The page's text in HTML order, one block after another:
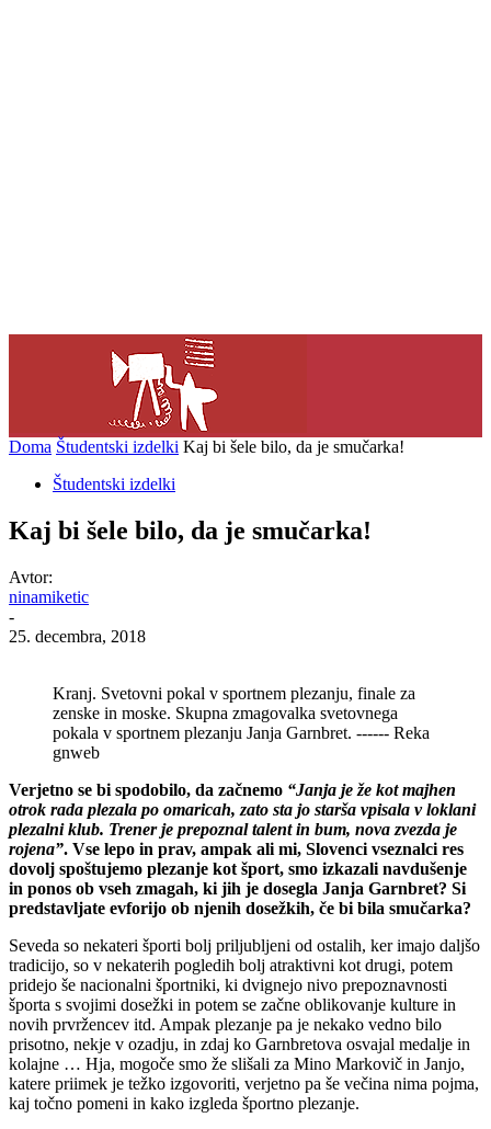
Doma Študentski izdelki Kaj bi šele bilo, da je smučarka!
Študentski izdelki
Kaj bi šele bilo, da je smučarka!
Avtor:
ninamiketic
-
25. decembra, 2018
Kranj. Svetovni pokal v sportnem plezanju, finale za
zenske in moske. Skupna zmagovalka svetovnega
pokala v sportnem plezanju Janja Garnbret. ------ Reka
gnweb
Verjetno se bi spodobilo, da začnemo “Janja je že kot majhen
otrok rada plezala po omaricah, zato sta jo starša vpisala v loklani
plezalni klub. Trener je prepoznal talent in bum, nova zvezda je
rojena”. Vse lepo in prav, ampak ali mi, Slovenci vseznalci res
dovolj spoštujemo plezanje kot šport, smo izkazali navdušenje
in ponos ob vseh zmagah, ki jih je dosegla Janja Garnbret? Si
predstavljate evforijo ob njenih dosežkih, če bi bila smučarka?
Seveda so nekateri športi bolj priljubljeni od ostalih, ker imajo daljšo
tradicijo, so v nekaterih pogledih bolj atraktivni kot drugi, potem
pridejo še nacionalni športniki, ki dvignejo nivo prepoznavnosti
športa s svojimi dosežki in potem se začne oblikovanje kulture in
novih prvržencev itd. Ampak plezanje pa je nekako vedno bilo
prisotno, nekje v ozadju, in zdaj ko Garnbretova osvajal medalje in
kolajne … Hja, mogoče smo že slišali za Mino Markovič in Janjo,
katere priimek je težko izgovoriti, verjetno pa še večina nima pojma,
kaj točno pomeni in kako izgleda športno plezanje.